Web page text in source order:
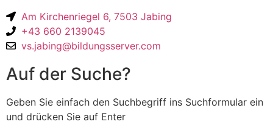
Am Kirchenriegel 6, 7503 Jabing
+43 660 2139045
vs.jabing@bildungsserver.com
Auf der Suche?
Geben Sie einfach den Suchbegriff ins Suchformular ein
und drücken Sie auf Enter